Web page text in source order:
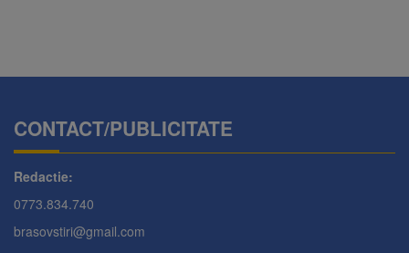
CONTACT/PUBLICITATE
Redactie:
0773.834.740
brasovstiri@gmail.com